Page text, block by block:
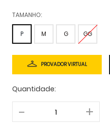
TAMANHO:
P M G GG
PROVADOR VIRTUAL
Quantidade: